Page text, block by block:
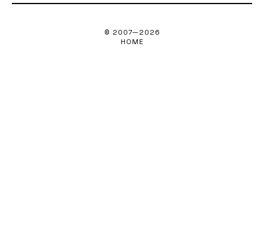
© 2007—2026
HOME